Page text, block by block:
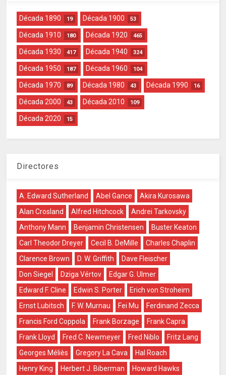
Década 1890 19 Década 1900 53
Década 1910 180 Década 1920 465
Década 1930 417 Década 1940 324
Década 1950 187 Década 1960 104
Década 1970 89 Década 1980 43 Década 1990 16
Década 2000 43 Década 2010 109
Década 2020 15
Directores
A. Edward Sutherland Abel Gance
Akira Kurosawa
Alan Crosland
Alfred Hitchcock
Andrei Tarkovsky
Anthony Mann
Benjamin Christensen
Buster Keaton
Carl Theodor Dreyer
Cecil B. DeMille
Charles Chaplin
Clarence Brown
D. W. Griffith
Dave Fleischer
Don Siegel
Dziga Vértov
Edgar G. Ulmer
Edward F. Cline
Edwin S. Porter
Erich von Stroheim
Ernst Lubitsch
F. W. Murnau Fei Mu
Ferdinand Zecca
Francis Ford Coppola
Frank Borzage
Frank Capra
Frank Lloyd
Fred C. Newmeyer Fred Niblo
Fritz Lang
Georges Méliès
Gregory La Cava
Hal Roach
Henry King
Herbert J. Biberman
Howard Hawks